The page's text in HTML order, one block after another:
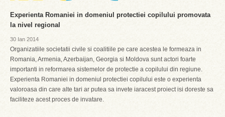
Experienta Romaniei in domeniul protectiei copilului promovata
la nivel regional
30 Ian 2014
Organizatiile societatii civile si coalitiile pe care acestea le formeaza in
Romania, Armenia, Azerbaijan, Georgia si Moldova sunt actori foarte
importanti in reformarea sistemelor de protectie a copilului din regiune.
Experienta Romaniei in domeniul protectiei copilului este o experienta
valoroasa din care alte tari ar putea sa invete iaracest proiect isi doreste sa
faciliteze acest proces de invatare.